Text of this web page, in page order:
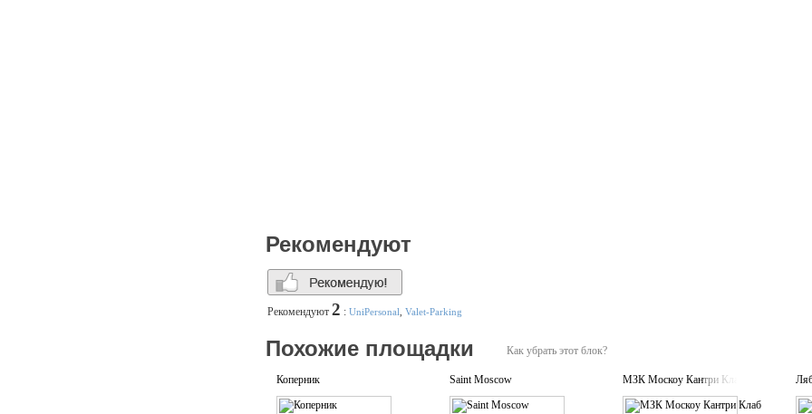
Рекомендуют
Рекомендуют 2 : UniPersonal Valet-Parking
Как убрать этот блок?
Похожие площадки
Коперник Saint Moscow МЗК Москоу Кантри Клаб